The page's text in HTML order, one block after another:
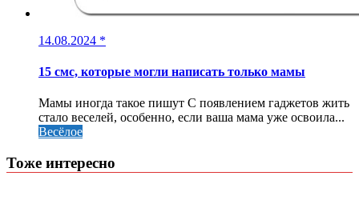
14.08.2024 *
15 смс, которые могли написать только мамы
Мамы иногда такое пишут С появлением гаджетов жить
стало веселей, особенно, если ваша мама уже освоила...
Весёлое
Тоже интересно